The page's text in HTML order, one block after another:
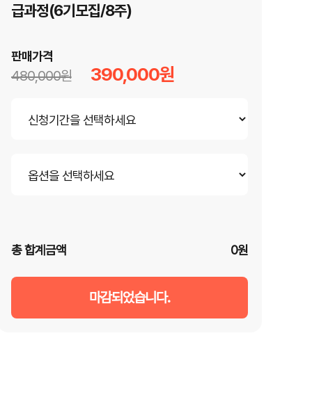
급과정(6기모집/8주)
판매가격
480,000원 390,000원
총 합계금액 0원
마감되었습니다.